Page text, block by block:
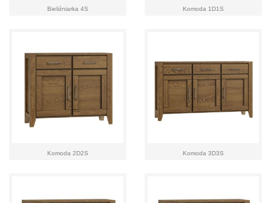
Bieliźniarka 4S Komoda 1D1S
Komoda 2D2S Komoda 3D3S